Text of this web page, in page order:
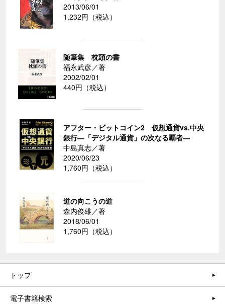
2013/06/01
1,232円（税込）
随筆集 枕頭の書
福永武彦／著
2002/02/01
440円（税込）
アフター・ビットコイン2 仮想通貨vs.中央
銀行―「デジタル通貨」の次なる覇者―
中島真志／著
2020/06/23
1,760円（税込）
道の向こうの道
森内俊雄／著
2018/06/01
1,760円（税込）
トップ
電子書籍検索